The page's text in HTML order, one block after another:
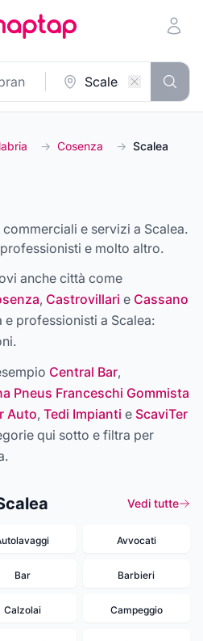
→ Cosenza → Scalea
e servizi a Scalea.
e molto altro.
anche città come
, Castrovillari e Cassano
e professionisti a Scalea:
Central Bar,
Pneus Franceschi Gommista
Auto, Tedi Impianti e ScaviTer
qui sotto e filtra per
Vedi tutte
Avvocati
Bar Barbieri
Calzolai Campeggio